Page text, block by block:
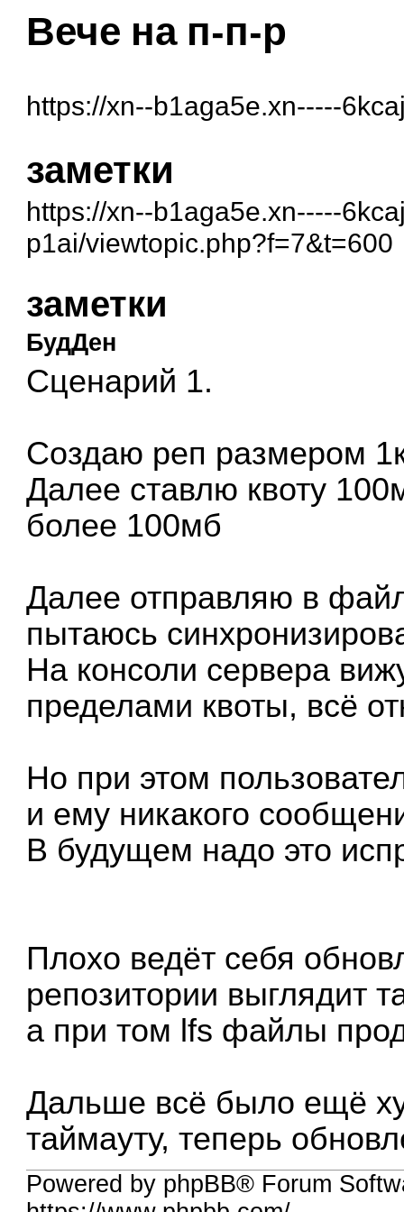
Вече на п-п-р
https://xn--b1aga5e.xn-----
заметки
https://xn--b1aga5e.xn-----
p1ai/viewtopic.php?f=7&t=600
заметки
БудДен
Сценарий 1.
Создаю реп размером
Далее ставлю квоту
более 100мб
Далее отправляю в
пытаюсь
На консоли сервера
пределами квоты, всё
Но при этом
и ему никакого
В будущем надо это
Плохо ведёт себя
репозитории выглядит
а при том lfs файлы
Дальше всё было ещё
таймауту, теперь
Powered by phpBB® Forum